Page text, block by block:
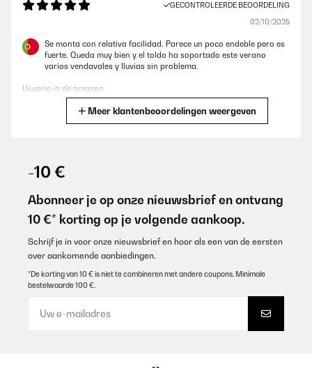
GECONTROLEERDE BEOORDELING
02/10/2025
Se monta con relativa facilidad. Parece un poco endeble pero es
fuerte. Queda muy bien y el toldo ha soportado este verano
varios vendavales y lluvias sin problema.
Usuario/a de amazon
soucis c est le montage qui est quand même assez complexe...
Utilisateur d'Amazon
Vertaal
GECONTROLEERDE BEOORDELING
So im ganzen bin ich zufrieden, das Gestell hätte für das Geld
Meer klantenbeoordelingen weergeven
-10 €
Abonneer je op onze nieuwsbrief en ontvang
10 €* korting op je volgende aankoop.
Schrijf je in voor onze nieuwsbrief en hoor als een van de eersten
over aankomende aanbiedingen.
*De korting van 10 € is niet te combineren met andere coupons. Minimale
bestelwaarde 100 €.